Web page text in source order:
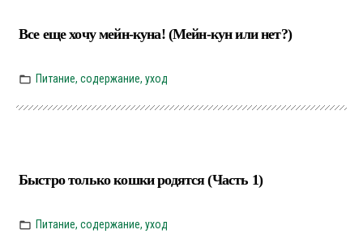
Все еще хочу мейн-куна! (Мейн-кун или нет?)
Питание, содержание, уход
Быстро только кошки родятся (Часть 1)
Питание, содержание, уход